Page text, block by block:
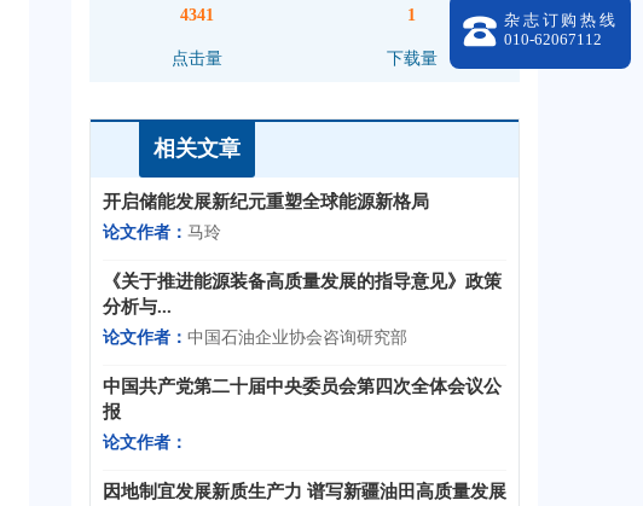
4341
点击量
1
下载量
相关文章
开启储能发展新纪元重塑全球能源新格局
论文作者： 马玲
《关于推进能源装备高质量发展的指导意见》政策
分析与...
论文作者： 中国石油企业协会咨询研究部
中国共产党第二十届中央委员会第四次全体会议公
报
论文作者：
因地制宜发展新质生产力 谱写新疆油田高质量发展
 杂志订购热线
010-62067112